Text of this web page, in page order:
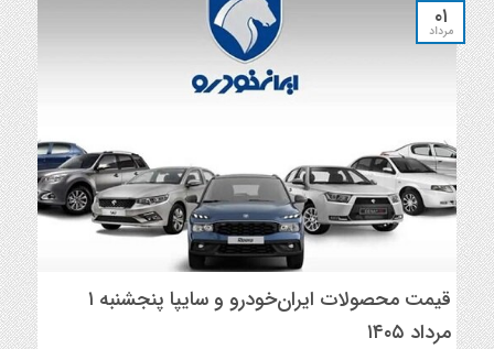
۰۱
مرداد
قیمت محصولات ایران‌خودرو و سایپا پنجشنبه ۱
مرداد ۱۴۰۵